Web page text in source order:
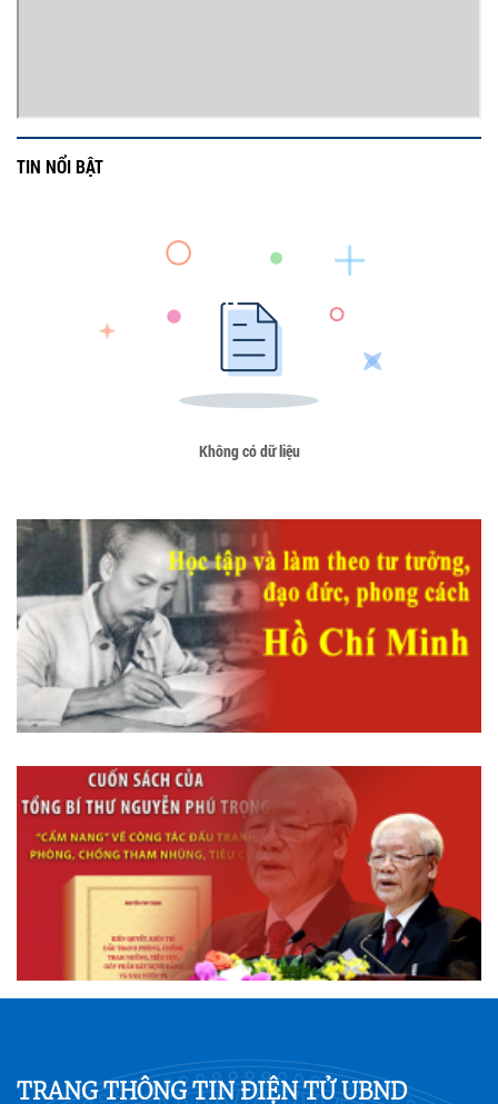
TIN NỔI BẬT
Không có dữ liệu
TRANG THÔNG TIN ĐIỆN TỬ UBND